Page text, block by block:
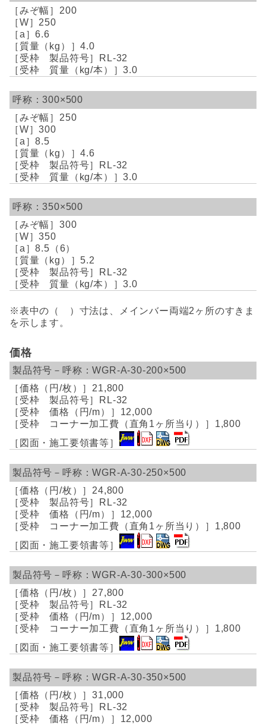
200
250
6.6
4.0
RL-32
3.0
300×500
250
300
8.5
4.6
RL-32
3.0
350×500
300
350
8.5（6）
5.2
RL-32
3.0
※表中の（ ）寸法は、メインバー両端2ヶ所のすきま
を示します。
価格
WGR-A-30-200×500
21,800
RL-32
12,000
1,800
WGR-A-30-250×500
24,800
RL-32
12,000
1,800
WGR-A-30-300×500
27,800
RL-32
12,000
1,800
WGR-A-30-350×500
31,000
RL-32
12,000